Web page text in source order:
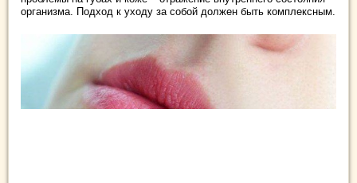
организма. Подход к уходу за собой должен быть комплексным.